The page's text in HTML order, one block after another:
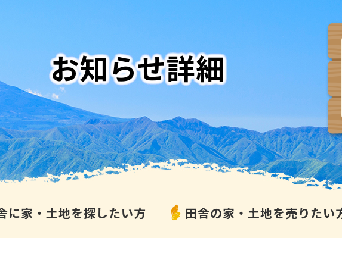
お知らせ詳細
に家・土地を探したい方 田舎の家・土地を売りたい